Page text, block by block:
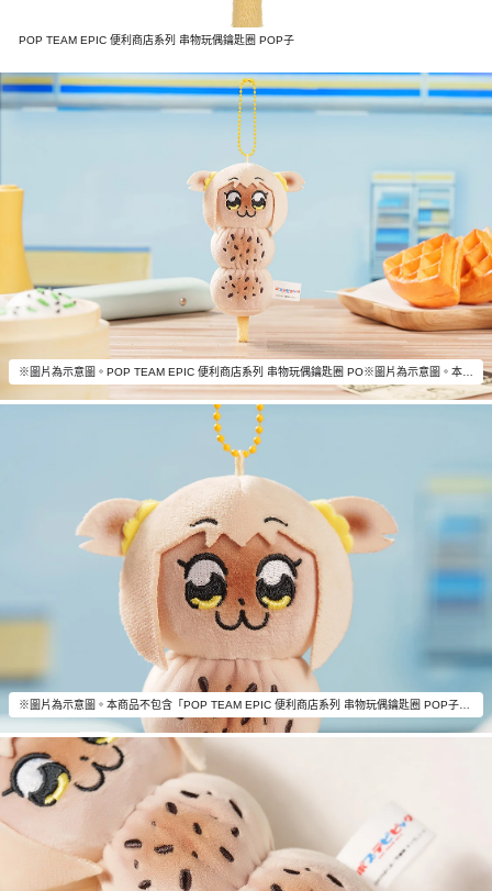
POP TEAM EPIC 便利商店系列 串物玩偶鑰匙圈 POP子
※圖片為示意圖。POP TEAM EPIC 便利商店系列 串物玩偶鑰匙圈 PO※圖片為示意圖。本商品不包含「POP TEAM EPIC 便利商店系列 串物玩偶鑰匙圈 POP子」以外的物品。P子